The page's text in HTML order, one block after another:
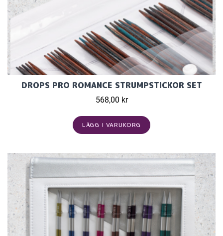
DROPS PRO ROMANCE STRUMPSTICKOR SET
568,00 kr
LÄGG I VARUKORG